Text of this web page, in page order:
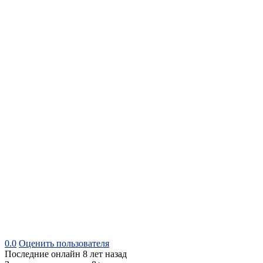
0.0 Оценить пользователя
Последние онлайн 8 лет назад